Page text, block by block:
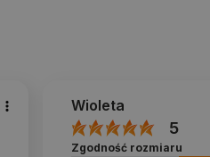
Wioleta
5
Zgodność rozmiaru